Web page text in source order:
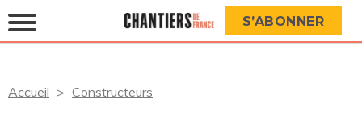
S’ABONNER
Accueil Constructeurs